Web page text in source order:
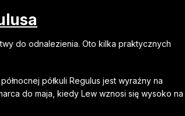
do odnalezienia. Oto kilka praktycznych
półkuli Regulus jest wyraźny na
do maja, kiedy Lew wznosi się wysoko na